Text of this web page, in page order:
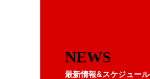
NEWS
最新情報&スケジュール